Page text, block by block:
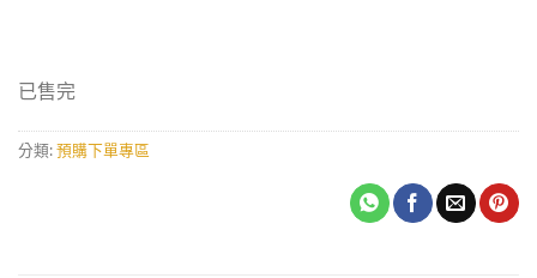
已售完
分類:預購下單專區